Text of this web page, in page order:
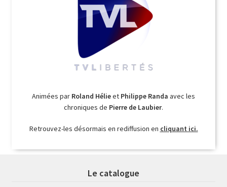
Animées par Roland Hélieet Philippe Randa avec les
chroniques de Pierre de Laubier.
Retrouvez-les désormais en rediffusion en cliquant ici.
Le catalogue